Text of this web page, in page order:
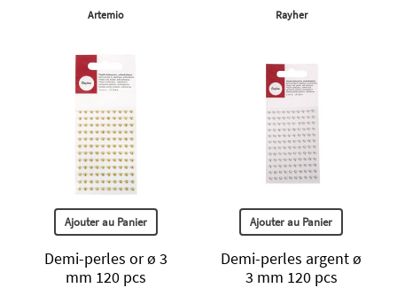
Artemio Rayher
Ajouter au Panier
Demi-perles or ø 3
mm 120 pcs
Ajouter au Panier
Demi-perles argent ø
3 mm 120 pcs